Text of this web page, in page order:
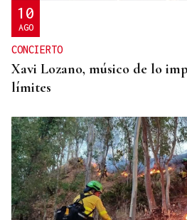
10
AGO
CONCIERTO
Xavi Lozano, músico de lo
límites